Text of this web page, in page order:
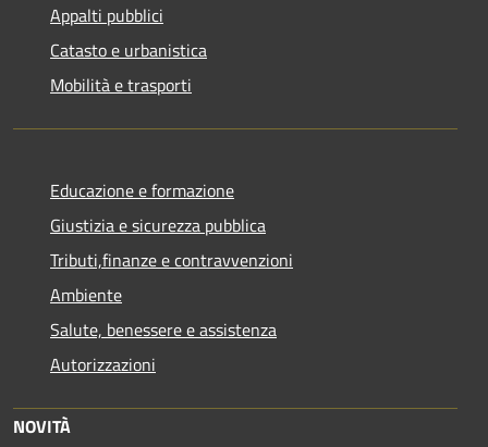
Appalti pubblici
Catasto e urbanistica
Mobilità e trasporti
Educazione e formazione
Giustizia e sicurezza pubblica
Tributi,finanze e contravvenzioni
Ambiente
Salute, benessere e assistenza
Autorizzazioni
NOVITÀ